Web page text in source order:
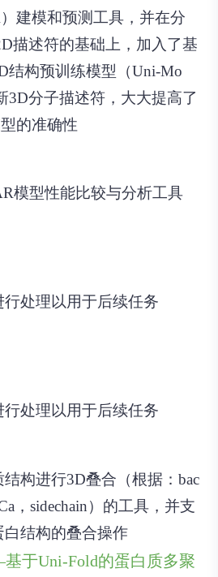
）建模和预测工具，并在分
描述符的基础上，加入了基
结构预训练模型（Uni-Mo
3D分子描述符，大大提高了
的准确性
模型性能比较与分析工具
行处理以用于后续任务
行处理以用于后续任务
结构进行3D叠合（根据：bac
，sidechain）的工具，并支
白结构的叠合操作
于Uni-Fold的蛋白质多聚